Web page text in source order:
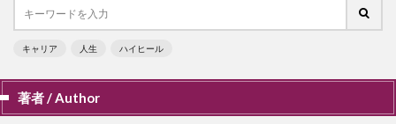
キャリア 人生 ハイヒール
著者 / Author